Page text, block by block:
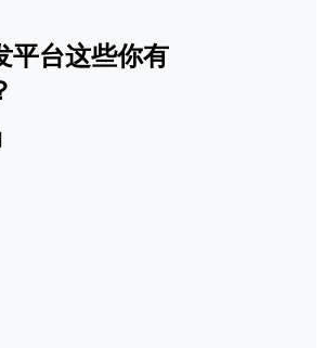
平台这些你有